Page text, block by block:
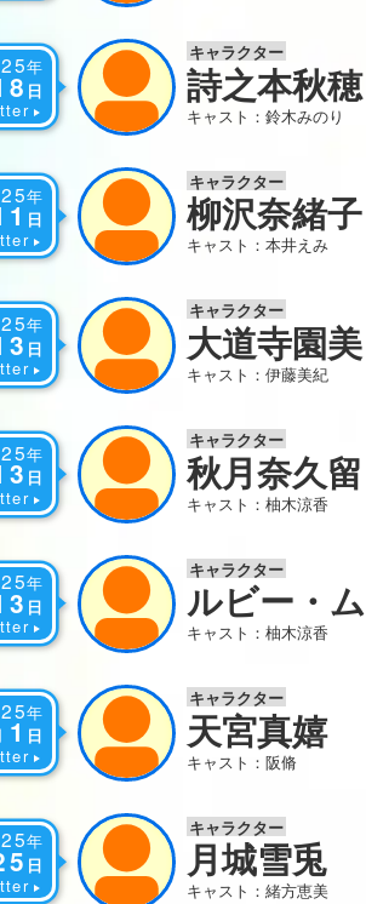
年
日
キャラクター
詩之本秋穂
キャスト：鈴木みのり
年
日
キャラクター
柳沢奈緒子
キャスト：本井えみ
年
日
キャラクター
大道寺園美
キャスト：伊藤美紀
年
日
キャラクター
秋月奈久留
キャスト：柚木涼香
年
日
キャラクター
ルビー・
キャスト：柚木涼香
年
1 日
キャラクター
天宮真嬉
キャスト：阪脩
年
日
キャラクター
月城雪兎
キャスト：緒方恵美